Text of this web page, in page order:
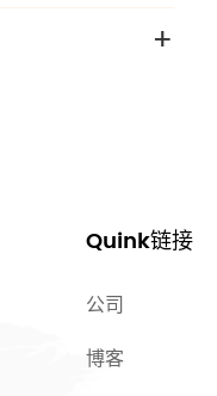
+
Quink链接
公司
博客